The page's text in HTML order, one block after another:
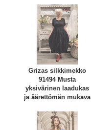
Grizas silkkimekko
91494 Musta
yksivärinen laadukas
ja äärettömän mukava